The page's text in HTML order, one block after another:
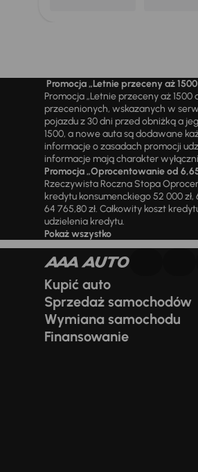
Promocja „Letnie przeceny aż
Promocja „Letnie przeceny aż
przecenionych, wskazanych w
pojazdu z 30 dni przed obniżką a
1500, a nowe auta są dodawane
informacje o zasadach promocji
informacje mają charakter
Promocja „Oprocentowanie od
Rzeczywista Roczna Stopa
kredytu konsumenckiego 52 000
64 765,80 zł. Całkowity koszt
udzielenia kredytu.
Pokaż wszystko
Kupić auto
Sprzedaż samochodów
Wymiana samochodu
Finansowanie